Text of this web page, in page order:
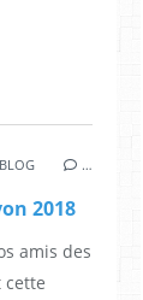
…
2018
amis des
cette